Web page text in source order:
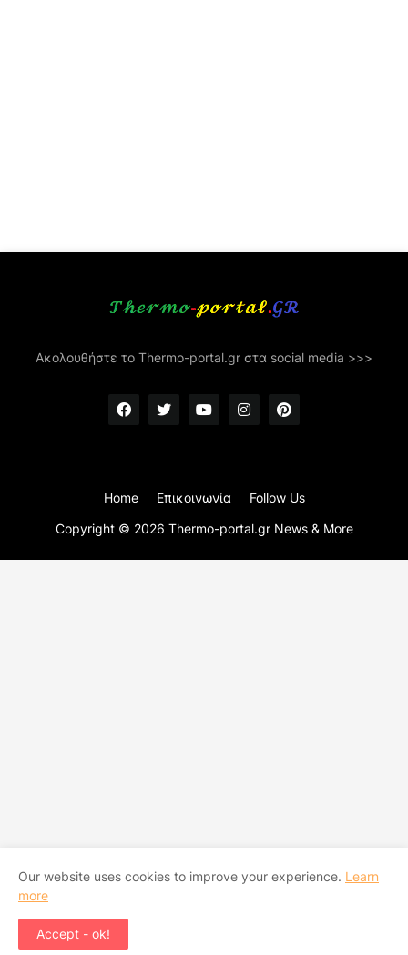
Ακολουθήστε το Thermo-portal.gr στα social media >>>
Copyright © 2026 Thermo-portal.gr News & More
Home Επικοινωνία Follow Us
Our website uses cookies to improve your experience. Learn
more
Accept - ok!